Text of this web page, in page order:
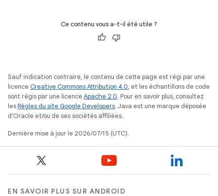
Ce contenu vous a-t-il été utile ?
Sauf indication contraire, le contenu de cette page est régi par une
licence Creative Commons Attribution 4.0, et les échantillons de code
sont régis par une licence Apache 2.0. Pour en savoir plus, consultez
lesRègles du site Google Developers. Java est une marque déposée
d'Oracle et/ou de ses sociétés affiliées.
Dernière mise à jour le 2026/07/15 (UTC).
EN SAVOIR PLUS SUR ANDROID